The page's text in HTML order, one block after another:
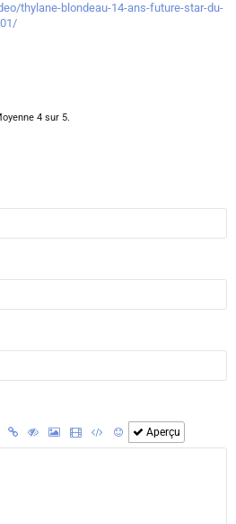
thylane-blondeau-14-ans-future-star-du-
4 sur 5.
Aperçu